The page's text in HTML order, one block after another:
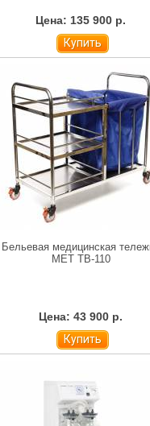
Цена: 135 900 р.
Купить
Бельевая медицинская
МЕТ ТB-110
Цена: 43 900 р.
Купить